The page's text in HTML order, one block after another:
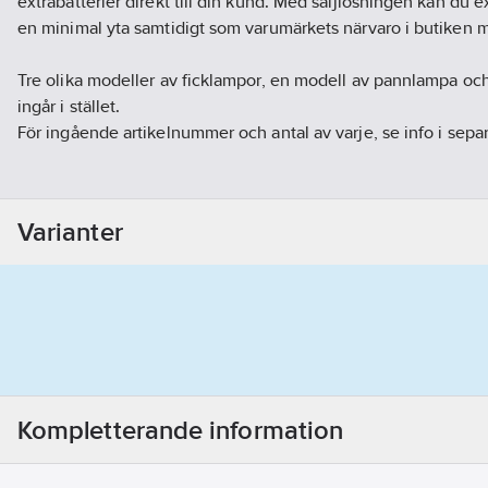
en minimal yta samtidigt som varumärkets närvaro i butiken
Tre olika modeller av ficklampor, en modell av pannlampa
ingår i stället.
För ingående artikelnummer och antal av varje, se info i
En kompakt ficklampa med gummerat hölje och krossäker
tål tuffare förhållanden och ger ett säkert grepp i handen.
Krossäker lins och vattentålig. Stor knapp gör lampan lätt att
handskar.
Varianter
Kompletterande information